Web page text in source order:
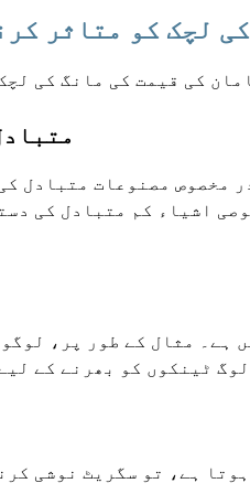
لچک کو متاثر
1.
مخصوص مصنوعات متبادل
اشیاء کم متبادل کی
ہے۔ مثال کے طور پر،
ٹینکوں کو بھرنے کے
اگر سگریٹ کی قیمت میں 100 روپے فی پیکٹ کا اضافہ